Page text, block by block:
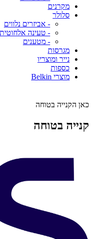
מקרנים
סלולר
- אביזרים נלווים
- טעינה אלחוטית
- מטענים
מגרסות
נייר ומוצריו
כספות
מוצרי Belkin
כאן הקנייה בטוחה
קנייה בטוחה